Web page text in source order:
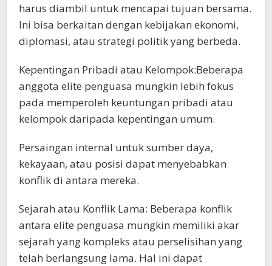
harus diambil untuk mencapai tujuan bersama.
Ini bisa berkaitan dengan kebijakan ekonomi,
diplomasi, atau strategi politik yang berbeda.
Kepentingan Pribadi atau Kelompok:Beberapa
anggota elite penguasa mungkin lebih fokus
pada memperoleh keuntungan pribadi atau
kelompok daripada kepentingan umum.
Persaingan internal untuk sumber daya,
kekayaan, atau posisi dapat menyebabkan
konflik di antara mereka.
Sejarah atau Konflik Lama: Beberapa konflik
antara elite penguasa mungkin memiliki akar
sejarah yang kompleks atau perselisihan yang
telah berlangsung lama. Hal ini dapat